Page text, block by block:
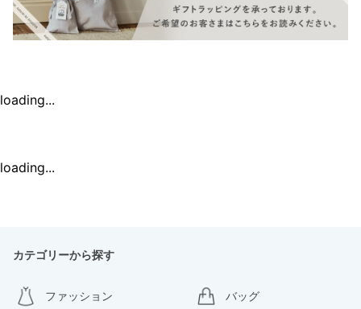
loading...
loading...
カテゴリーから探す
ファッション バッグ